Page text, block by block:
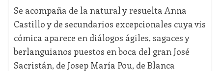
Se acompaña de la natural y resuelta Anna
Castillo y de secundarios excepcionales cuya vis
cómica aparece en diálogos ágiles, sagaces y
berlanguianos puestos en boca del gran José
Sacristán, de Josep María Pou, de Blanca